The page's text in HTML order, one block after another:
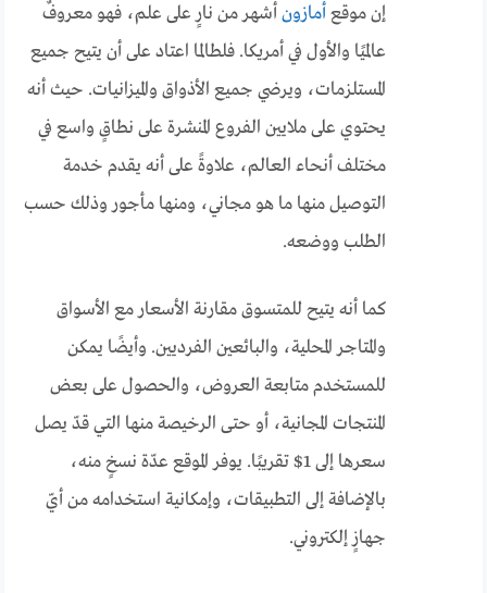
إن موقع أمازون أشهر من نارٍ على علم، فهو معروفٌ
عالميًا والأول في أمريكا. فلطالما اعتاد على أن يتيح جميع
المستلزمات، ويرضي جميع الأذواق والميزانيات. حيث أنه
يحتوي على ملايين الفروع المنشرة على نطاقٍ واسع في
مختلف أنحاء العالم، علاوةً على أنه يقدم خدمة
التوصيل منها ما هو مجاني، ومنها مأجور وذلك حسب
الطلب ووضعه.
كما أنه يتيح للمتسوق مقارنة الأسعار مع الأسواق
والمتاجر المحلية، والبائعين الفرديين. وأيضًا يمكن
للمستخدم متابعة العروض، والحصول على بعض
المنتجات المجانية، أو حتى الرخيصة منها التي قدّ يصل
سعرها إلى 1$ تقريبًا. يوفر الموقع عدّة نسخٍ منه،
بالإضافة إلى التطبيقات، وإمكانية استخدامه من أيّ
جهازٍ إلكتروني.